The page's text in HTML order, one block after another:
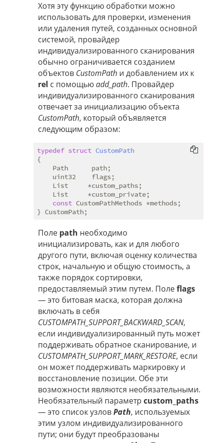
Хотя эту функцию обработки можно
использовать для проверки, изменения
или удаления путей, созданных основной
системой, провайдер
индивидуализированного сканирования
обычно ограничивается созданием
объектов CustomPath и добавлением их к
rel с помощьюadd_path. Провайдер
индивидуализированного сканирования
отвечает за инициализацию объекта
CustomPath, который объявляется
следующим образом:
typedef struct CustomPath
{
    Path      path;
    uint32    flags;
    List     *custom_paths;
    List     *custom_private;
const CustomPathMethods *methods;
Поле path необходимо
инициализировать, как и для любого
другого пути, включая оценку количества
строк, начальную и общую стоимость, а
также порядок сортировки,
предоставляемый этим путем. Полеflags
— это битовая маска, которая должна
включать в себя
CUSTOMPATH_SUPPORT_BACKWARD_SCAN,
если индивидуализированный путь может
поддерживать обратное сканирование, и
CUSTOMPATH_SUPPORT_MARK_RESTORE, если
он может поддерживать маркировку и
восстановление позиции. Обе эти
возможности являются необязательными.
Необязательный параметр custom_paths
— это список узловPath, используемых
этим узлом индивидуализированного
пути; они будут преобразованы